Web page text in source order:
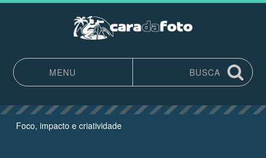
MENU
BUSCA
Foco, impacto e criatividade